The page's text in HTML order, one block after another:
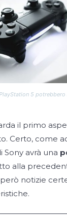
5 potrebbero
il primo
Certo, come
Sony avrà una
alla
notizie